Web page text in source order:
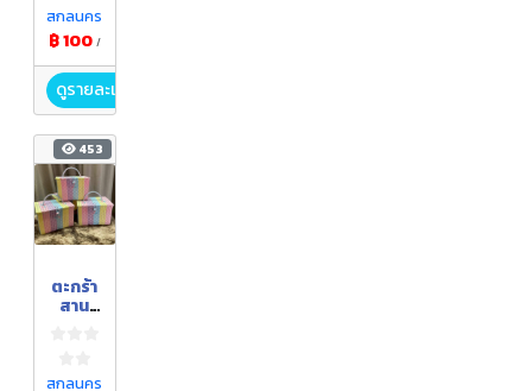
สกลนคร
฿ 100 /
ดูรายละเอียด
453
ตะกร้า
สาน
สกลนคร